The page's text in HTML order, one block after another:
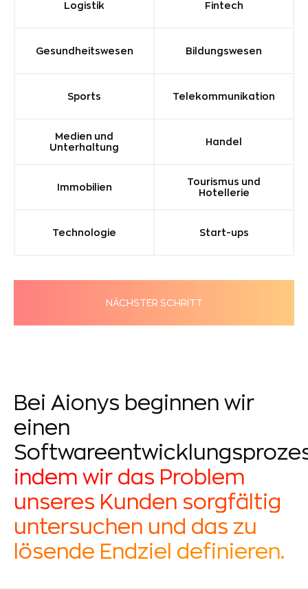
Logistik Fintech
Gesundheitswesen Bildungswesen
Sports Telekommunikation
Medien und
Unterhaltung
Handel
Immobilien
Tourismus und
Hotellerie
Technologie Start-ups
NÄCHSTER SCHRITT
Bei Aionys beginnen wir
einen
indem wir das Problem
unseres Kunden sorgfältig
untersuchen und das zu
lösende Endziel definieren.